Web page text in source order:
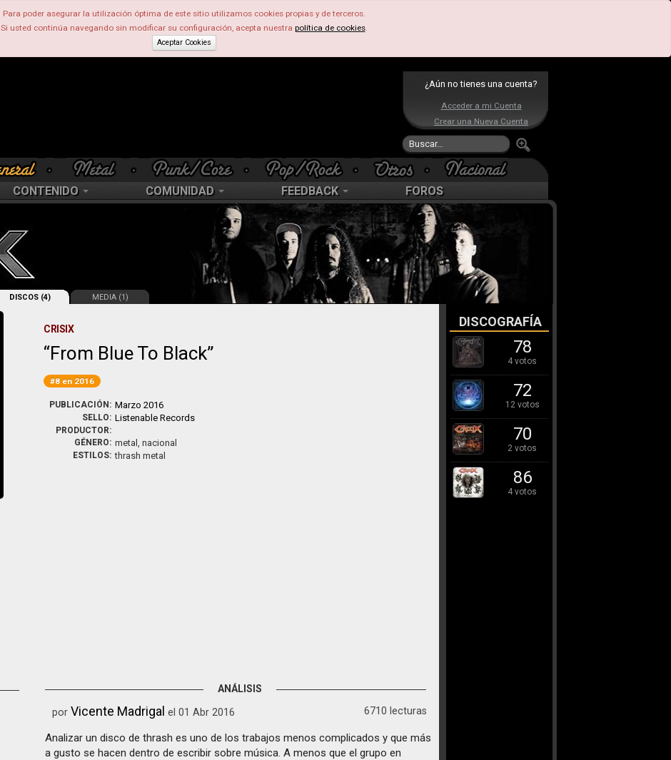
Para poder asegurar la utilización óptima de este sitio utilizamos cookies propias y de terceros.
Si usted continúa navegando sin modificar su configuración, acepta nuestra política de cookies.
Aceptar Cookies
¿Aún no tienes una cuenta?
Acceder a mi Cuenta
Crear una Nueva Cuenta
CONTENIDO COMUNIDAD FEEDBACK FOROS
DISCOS (4) MEDIA (1)
CRISIX
From Blue To Black
#8 en 2016
PUBLICACIÓN: Marzo 2016
SELLO: Listenable Records
PRODUCTOR:
GÉNERO: metal, nacional
ESTILOS: thrash metal
ANÁLISIS
por Vicente Madrigal el 01 Abr 2016 6710 lecturas
Analizar un disco de thrash es uno de los trabajos menos complicados y que más
a gusto se hacen dentro de escribir sobre música. A menos que el grupo en
DISCOGRAFÍA
78
4 votos
72
12 votos
70
2 votos
86
4 votos